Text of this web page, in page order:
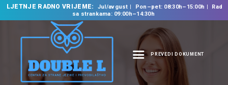
LJETNJE RADNO VRIJEME: Jul/avgust Pon–pet: 08:30h–15:00h
Rad
sa strankama: 09:00h–14:30h
PREVEDI DOKUMENT
NASLOVNA